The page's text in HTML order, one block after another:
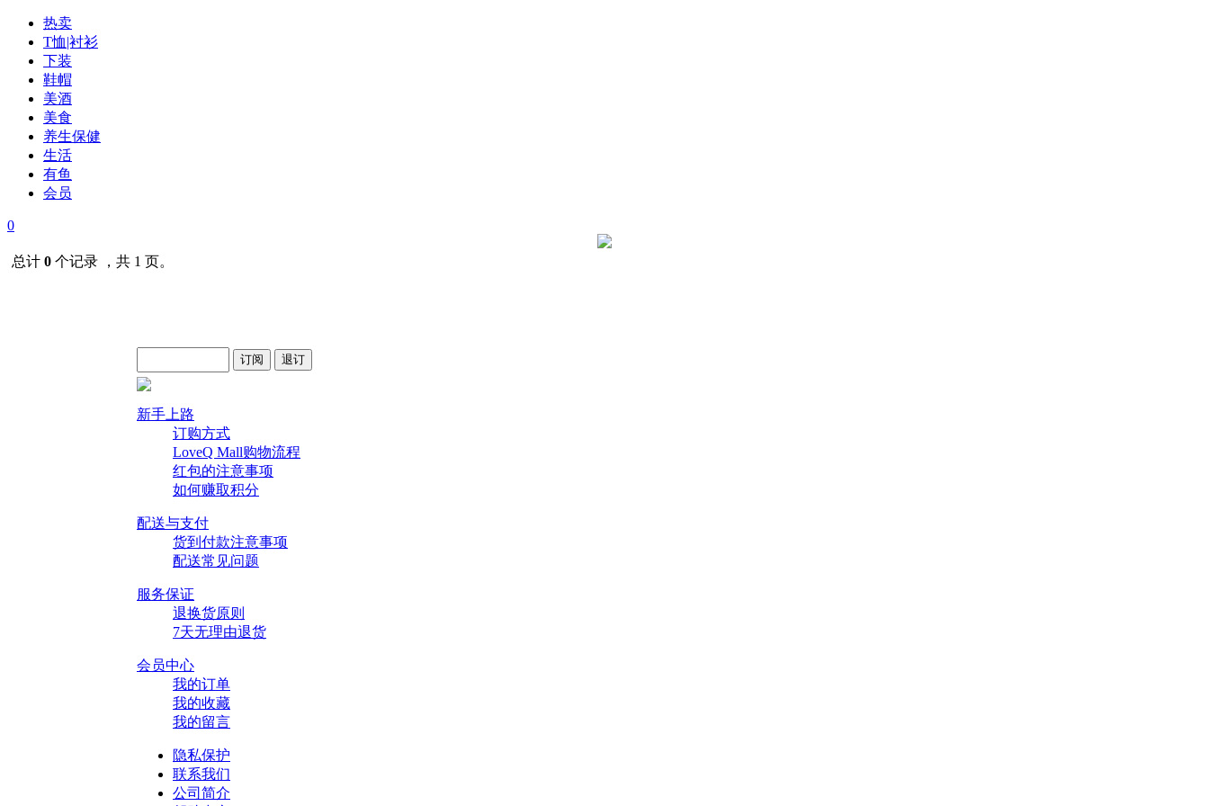
热卖
T恤|衬衫
下装
鞋帽
美酒
美食
养生保健
生活
有鱼
会员
0
总计 0 个记录 ，共 1 页。
新手上路
订购方式
LoveQ Mall购物流程
红包的注意事项
如何赚取积分
配送与支付
货到付款注意事项
配送常见问题
服务保证
退换货原则
7天无理由退货
会员中心
我的订单
我的收藏
我的留言
隐私保护
联系我们
公司简介